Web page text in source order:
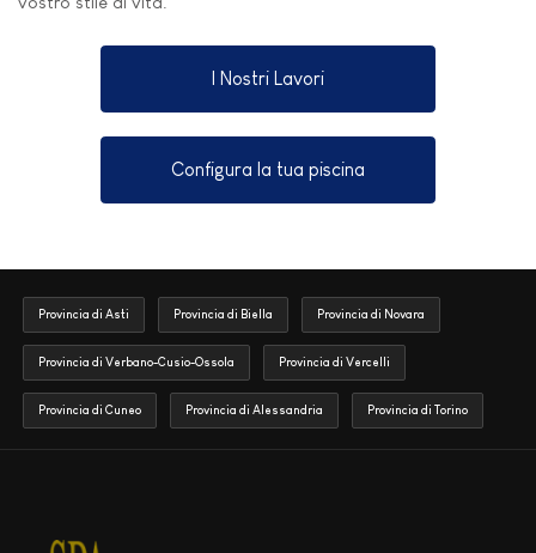
I Nostri Lavori
Configura la tua piscina
Provincia di Asti Provincia di Biella Provincia di Novara
Provincia di Verbano-Cusio-Ossola Provincia di Vercelli
Provincia di Cuneo Provincia di Alessandria Provincia di Torino